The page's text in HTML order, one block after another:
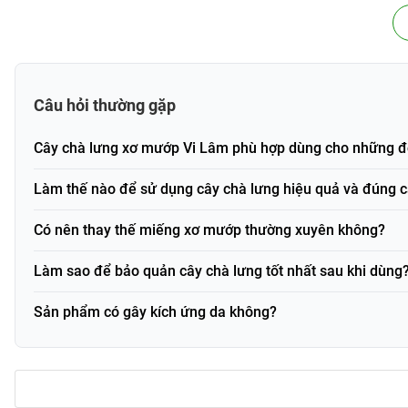
Xuất xứ
Mã vạch (Barcode) CTXM
Thành phần và công dụng
Thành phần
Cây chà lưng được tạo thành từ những chất liệu tự nhiên
Xơ mướp:Là phần bã thực vật từ quả mướp đã được
không gây tổn thương.
Gỗ thông:Phần tay cầm chắc chắn, dễ cầm nắm và
Câu hỏi thường gặp
Cây chà lưng xơ mướp Vi Lâm phù hợp dùng cho những
Làm thế nào để sử dụng cây chà lưng hiệu quả và đúng
Có nên thay thế miếng xơ mướp thường xuyên không?
Làm sao để bảo quản cây chà lưng tốt nhất sau khi
Sản phẩm có gây kích ứng da không?